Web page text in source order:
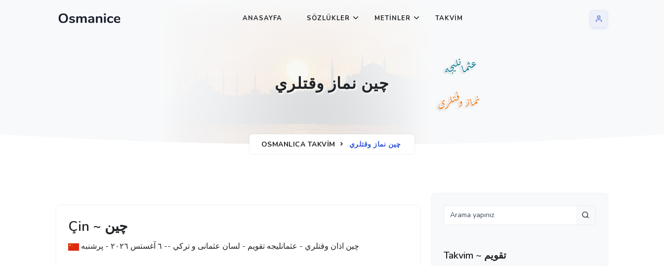
ANASAYFA SÖZLÜKLER METINLER TAKVIM
چین نماز وقتلري
OSMANLICA TAKVIM چین نماز وقتلري
Çin ~ چین
چین اذان وقتلري - عثمانليجه تقویم - لسان عثمانى و تركي -- ٦ آغستس ۲۰۲٦ - پرشنبه
Takvim ~ تقویم